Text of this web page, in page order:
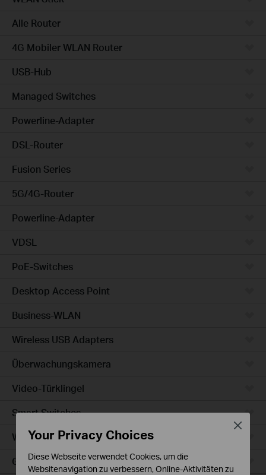
Alle Router
4G Mobiler WLAN Router
USB-Hub
Managed Switches
Powerline-Adapter
DSL-Router
Fusion Series
5G/4G-Router
Powerline-Adapter
VDSL
PoE-Switches
Desktop Access Point
Business-WLAN
Wireless USB Adapters
Überwachungskamera
Video-Türklingel
Smart Switches
WLAN-Steckdosen
Glühbirne & LED-Streifen
Your Privacy Choices
Diese Webseite verwendet Cookies, um die
Websitenavigation zu verbessern, Online-Aktivitäten zu
Close